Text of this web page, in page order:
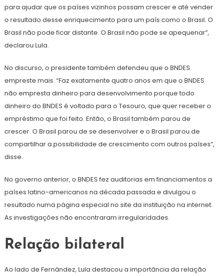
para ajudar que os países vizinhos possam crescer e até vender
o resultado desse enriquecimento para um país como o Brasil. O
Brasil não pode ficar distante. O Brasil não pode se apequenar”,
declarou Lula.
No discurso, o presidente também defendeu que o BNDES
empreste mais. “Faz exatamente quatro anos em que o BNDES
não empresta dinheiro para desenvolvimento porque todo
dinheiro do BNDES é voltado para o Tesouro, que quer receber o
empréstimo que foi feito. Então, o Brasil também parou de
crescer. O Brasil parou de se desenvolver e o Brasil parou de
compartilhar a possibilidade de crescimento com outros países”,
disse.
No governo anterior, o BNDES fez auditorias em financiamentos a
países latino-americanos na década passada e divulgou o
resultado numa página especial no site da instituição na internet.
As investigações não encontraram irregularidades.
Relação bilateral
Ao lado de Fernández, Lula destacou a importância da relação